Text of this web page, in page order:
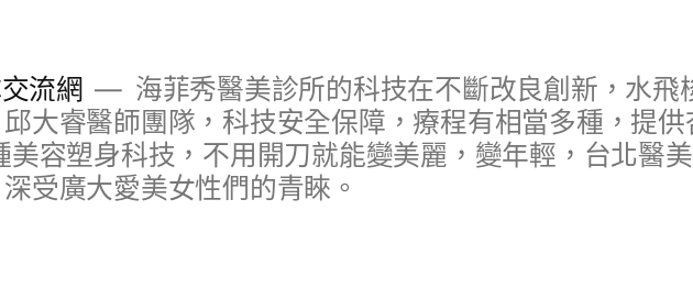
流網
海菲秀醫美診所的科技在不斷改良創新，水飛
大睿醫師團隊，科技安全保障，療程有相當多種，提供
美容塑身科技，不用開刀就能變美麗，變年輕，台北醫
受廣大愛美女性們的青睞。